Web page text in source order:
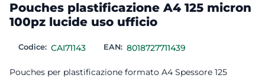
Pouches plastificazione A4 125 micron
100pz lucide uso ufficio
Codice: CAI71143 EAN: 8018727711439
Pouches per plastificazione formato A4 Spessore 125